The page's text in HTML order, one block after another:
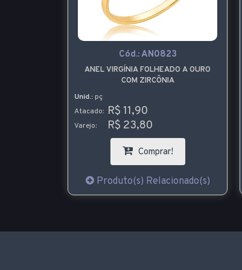
Cód.:AN0823
ANEL VIRGÍNIA FOLHEADO A OURO
COM ZIRCÔNIA
Unid.: pç
Atacado: R$ 11,90
Varejo: R$ 23,80
Comprar!
Produto(s) Relacionado(s)